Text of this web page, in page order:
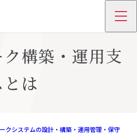
構築・運用支
は
クシステムの設計・構築・運用管理・保守